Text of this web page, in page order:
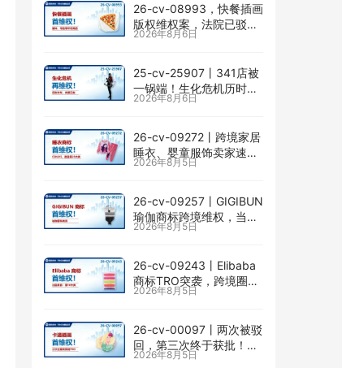
26-cv-08993，快餐插画
版权维权案，法院已驳回
批量合并，剩余商家不要
2026年8月6日
25-cv-25907㇑341店被
一锅端！生化危机历时半
年TRO传票已发，8月24
2026年8月6日
26-cv-09272㇑跨境家居
睡衣、婴童服饰卖家速自
查CENLYE商标滥用情况
2026年8月5日
26-cv-09257㇑GIGIBUN
瑜伽商标跨境维权，当心
TRO冻结风险
2026年8月5日
26-cv-09243㇑Elibaba
商标TRO突袭，跨境圈内
卷持续升级
2026年8月5日
26-cv-00097㇑两次被驳
回，第三次终于获批！几
乎被遗忘的Senay
2026年8月5日